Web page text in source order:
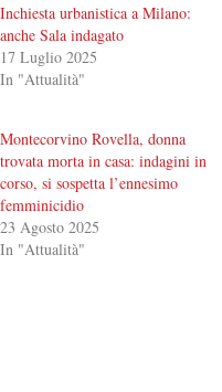
Inchiesta urbanistica a Milano:
anche Sala indagato
17 Luglio 2025
In "Attualità"
Montecorvino Rovella, donna
trovata morta in casa: indagini in
corso, si sospetta l’ennesimo
femminicidio
23 Agosto 2025
In "Attualità"